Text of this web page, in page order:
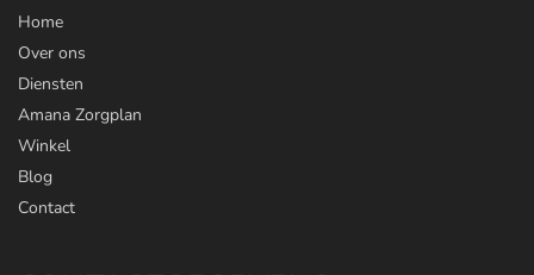
Home
Over ons
Diensten
Amana Zorgplan
Winkel
Blog
Contact